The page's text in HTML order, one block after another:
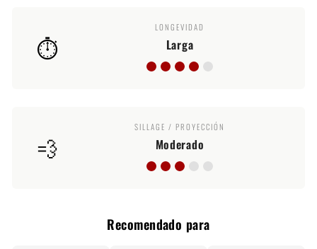
⏱️
LONGEVIDAD
Larga
💨
SILLAGE / PROYECCIÓN
Moderado
Recomendado para